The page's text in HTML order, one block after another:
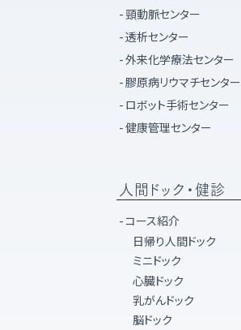
頸動脈センター
透析センター
外来化学療法センター
膠原病リウマチセンター
ロボット手術センター
健康管理センター
人間ドック・健診
コース紹介
日帰り人間ドック
ミニドック
心臓ドック
乳がんドック
脳ドック